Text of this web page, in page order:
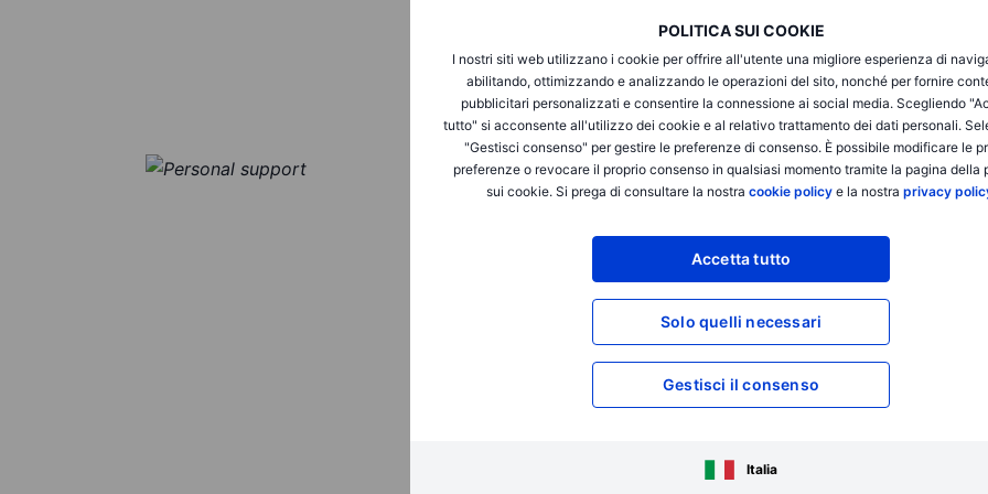
POLITICA SUI COOKIE
I nostri siti web utilizzano i cookie per offrire all'utente una migliore esperienza di
abilitando, ottimizzando e analizzando le operazioni del sito, nonché per fornire
pubblicitari personalizzati e consentire la connessione ai social media. Scegliendo
tutto" si acconsente all'utilizzo dei cookie e al relativo trattamento dei dati personali.
"Gestisci consenso" per gestire le preferenze di consenso. È possibile modificare le
preferenze o revocare il proprio consenso in qualsiasi momento tramite la pagina della
sui cookie. Si prega di consultare la nostra cookie policye la nostra privacy
Accetta tutto
Solo quelli necessari
Gestisci il consenso
Italia
Trading
Riceverai un supporto
esigenze,
Supporto dedicato
Ricevi il supporto di esperti
o relative alle tue posizioni
staff qualificato è pronto ad
creazione di strategie di